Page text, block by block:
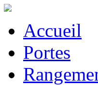
Accueil
Portes